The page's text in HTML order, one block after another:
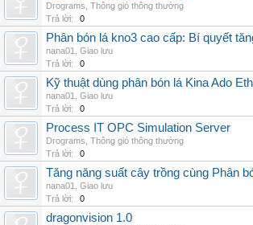
Drograms Thông gió thông thường
Trả lời:
0
Phân bón lá kno3 cao cấp: Bí quyết
nana01
Giao lưu
Trả lời:
0
Kỹ thuật dùng phân bón lá Kina Ado
nana01
Giao lưu
Trả lời:
0
Process IT OPC Simulation Server
Drograms Thông gió thông thường
Trả lời:
0
Tăng năng suất cây trồng cùng Phân
nana01
Giao lưu
Trả lời:
0
dragonvision 1.0